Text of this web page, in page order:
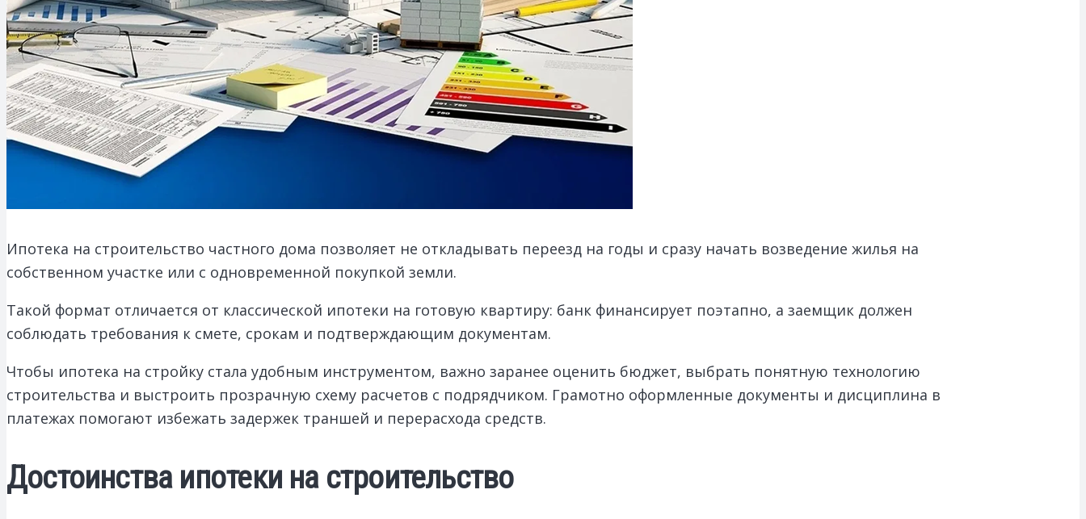
Ипотека на строительство частного дома позволяет не откладывать переезд на годы и сразу начать возведение жилья на
собственном участке или с одновременной покупкой земли.
Такой формат отличается от классической ипотеки на готовую квартиру: банк финансирует поэтапно, а заемщик должен
соблюдать требования к смете, срокам и подтверждающим документам.
Чтобы ипотека на стройку стала удобным инструментом, важно заранее оценить бюджет, выбрать понятную технологию
строительства и выстроить прозрачную схему расчетов с подрядчиком. Грамотно оформленные документы и дисциплина в
платежах помогают избежать задержек траншей и перерасхода средств.
Достоинства ипотеки на строительство